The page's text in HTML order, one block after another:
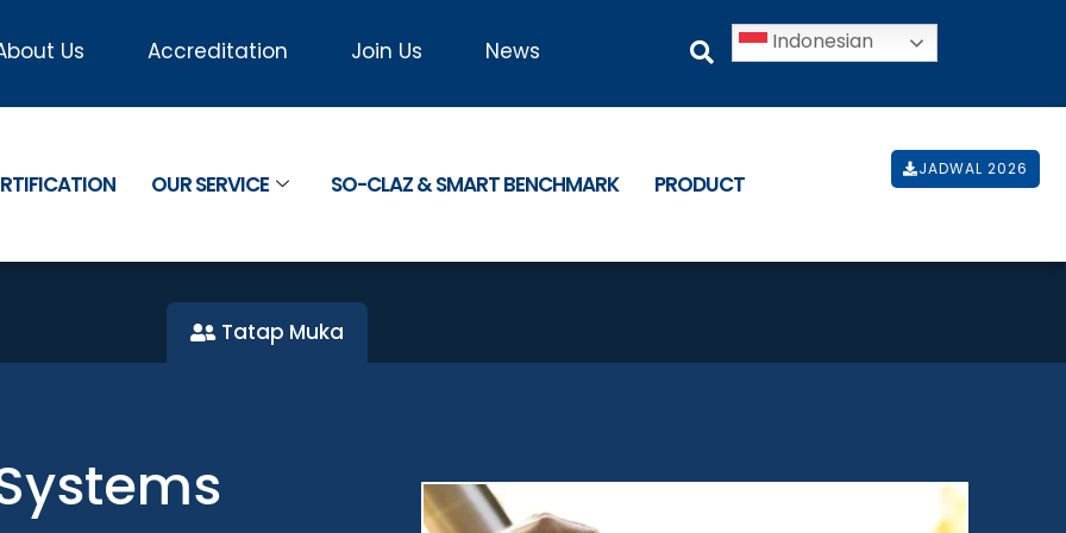
Us Accreditation Join Us News Indonesian
OUR SERVICE SO-CLAZ & SMART BENCHMARK PRODUCT
JADWAL 2026
Tatap Muka